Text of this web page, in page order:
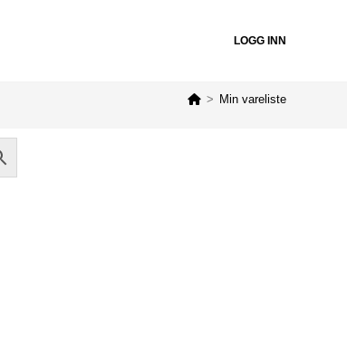
LOGG INN
> Min vareliste